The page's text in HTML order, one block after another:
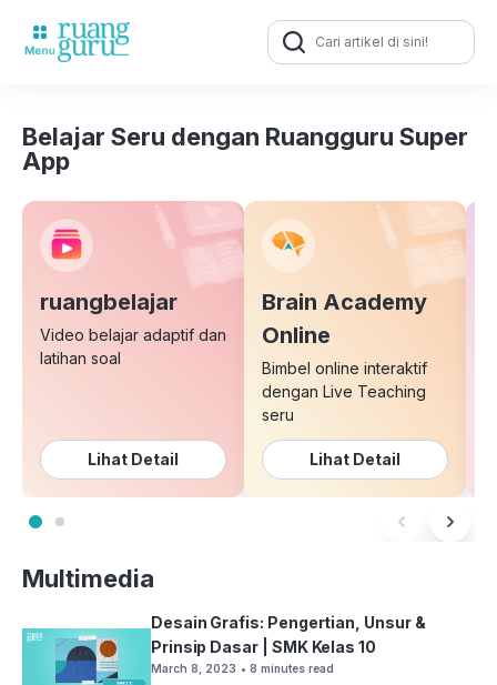
Search
for:
Belajar Seru dengan Ruangguru Super
App
ruangbelajar
Video belajar adaptif dan
latihan soal
Lihat Detail
Brain Academy
Online
Bimbel online interaktif
dengan Live Teaching
seru
Lihat Detail
Multimedia
Desain Grafis: Pengertian, Unsur &
Prinsip Dasar | SMK Kelas 10
March 8, 2023 • 8 minutes read